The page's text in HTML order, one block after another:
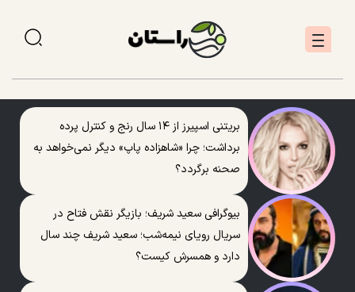
بریتنی اسپیرز از ۱۴ سال رنج و کنترل پرده
برداشت؛ چرا «شاهزاده پاپ» دیگر نمی‌خواهد به
صحنه برگردد؟
بیوگرافی سعید شریف؛ بازیگر نقش فتاح در
سریال رویای نیمه‌شب؛ سعید شریف چند سال
دارد و همسرش کیست؟